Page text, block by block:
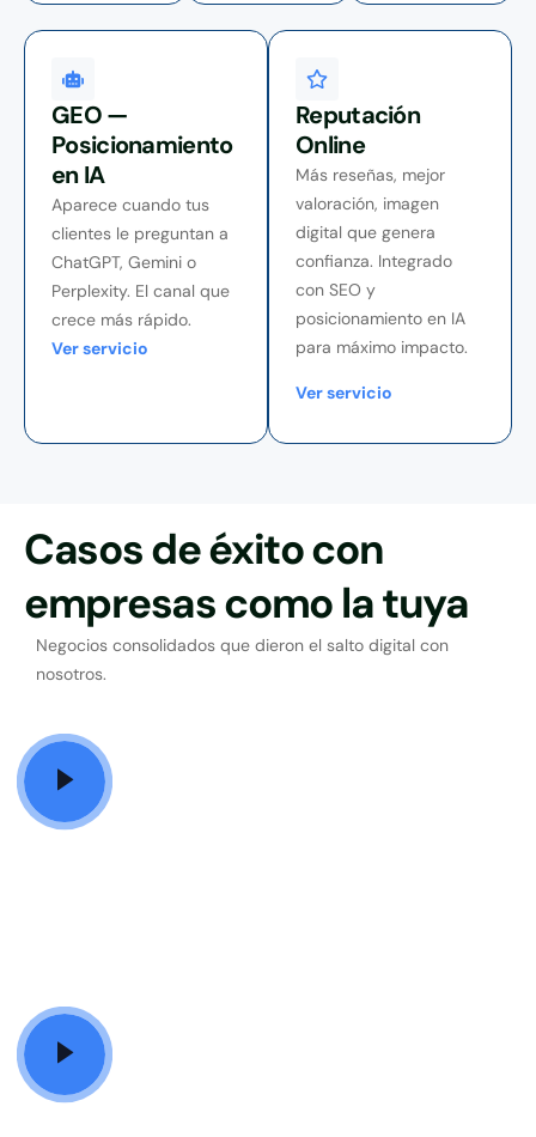
GEO —
Posicionamiento
en IA
Aparece cuando tus
clientes le preguntan a
ChatGPT, Gemini o
Perplexity. El canal que
crece más rápido.
Ver servicio
Reputación
Online
Más reseñas, mejor
valoración, imagen
digital que genera
confianza. Integrado
con SEO y
posicionamiento en IA
para máximo impacto.
Ver servicio
Casos de éxito con
empresas como la tuya
Negocios consolidados que dieron el salto digital con
nosotros.